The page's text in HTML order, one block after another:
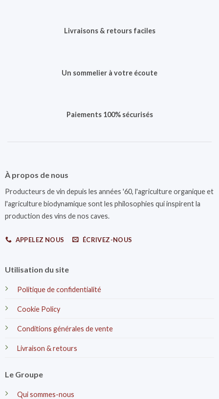
Livraisons & retours faciles
Un sommelier à votre écoute
Paiements 100% sécurisés
À propos de nous
Producteurs de vin depuis les années '60, l'agriculture organique et
l'agriculture biodynamique sont les philosophies qui inspirent la
production des vins de nos caves.
APPELEZ NOUS ÉCRIVEZ-NOUS
Utilisation du site
Politique de confidentialité
Cookie Policy
Conditions générales de vente
Livraison & retours
Le Groupe
Qui sommes-nous